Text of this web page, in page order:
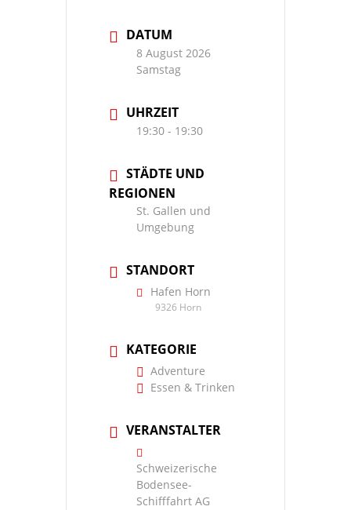
DATUM
8 August 2026
Samstag
UHRZEIT
19:30 - 19:30
STÄDTE UND
REGIONEN
St. Gallen und
Umgebung
STANDORT
Hafen Horn
9326 Horn
KATEGORIE
Adventure
Essen & Trinken
VERANSTALTER
Schweizerische
Bodensee-
Schifffahrt AG